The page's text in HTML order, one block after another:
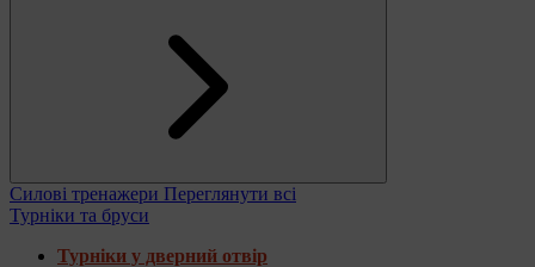
Силові тренажери Переглянути всі
Турніки та бруси
Турніки у дверний отвір